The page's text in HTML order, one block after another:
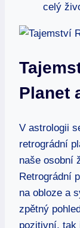
celý
Planet
V astrologii
retrográdní
naše osobní
Retrográdní
na obloze a
zpětný
pozitivní, tak